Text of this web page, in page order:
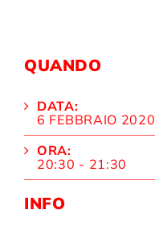
QUANDO
DATA:
6 FEBBRAIO 2020
ORA:
20:30 - 21:30
INFO